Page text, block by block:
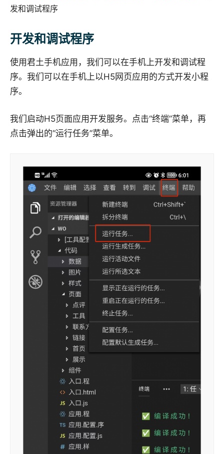
发和调试程序
开发和调试程序
使用君土手机应用，我们可以在手机上开发和调试程
序。我们可以在手机上以H5网页应用的方式开发小程
序。
我们启动H5页面应用开发服务。点击“终端”菜单，再
点击弹出的“运行任务”菜单。